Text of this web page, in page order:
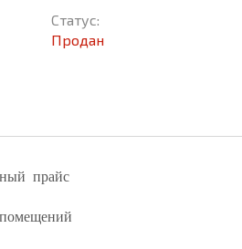
Статус:
Продан
прайс